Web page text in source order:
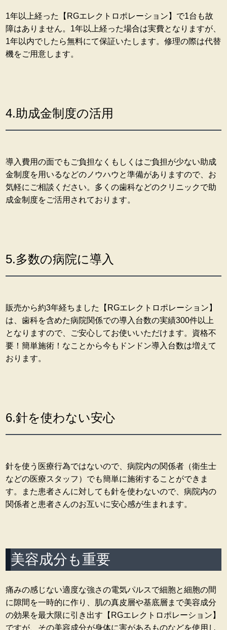
1年以上経った【RGエレクトロポレーション】で1台も故
障はありません。1年以上経った場合は実費となりますが、
1年以内でしたら無料にて保証いたします。修理の際は代替
機をご用意します。
4.助成金制度の活用
導入費用の面でもご負担なくもしくはご負担が少ない助成
金制度を用いるなどのノウハウと準備がありますので、お
気軽にご相談ください。多くの歯科などのクリニックで助
成金制度をご活用されております。
5.多数の病院に導入
販売から約3年経ちました【RGエレクトロポレーション】
は、歯科を含めた病院関係での導入台数の実績300件以上
となりますので、ご安心してお使いいただけます。資格不
要！簡単施術！なことから今もドンドン導入台数は増えて
おります。
6.針を使わない安心
針を使う医療行為ではないので、病院内の関係者（衛生士
などの医療スタッフ）でも簡単に施術することができま
す。また患者さんに対しても針を使わないので、病院内の
関係者と患者さんのお互いに安心感が生まれます。
美容成分も重要
痛みの感じない適度な強さの電気パルスで細胞と細胞の間
に隙間を一時的に作り、肌の真皮層や基底層まで美容成分
の効果を最大限に引き出す【RGエレクトロポレーション】
ですが、その美容成分が身体に害があるものなどを使用し